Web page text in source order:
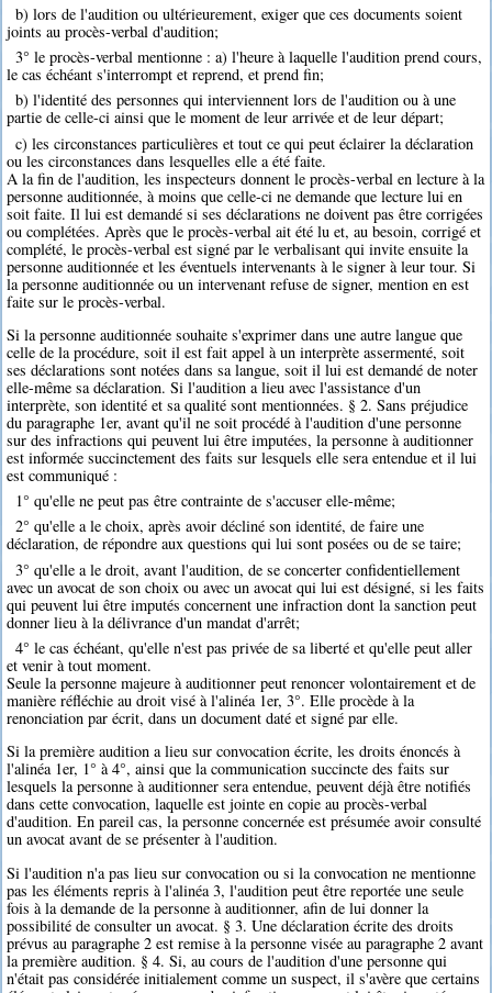
b) lors de l'audition ou ultérieurement, exiger que ces documents soient
joints au procès-verbal d'audition;
3° le procès-verbal mentionne : a) l'heure à laquelle l'audition prend cours,
le cas échéant s'interrompt et reprend, et prend fin;
b) l'identité des personnes qui interviennent lors de l'audition ou à une
partie de celle-ci ainsi que le moment de leur arrivée et de leur départ;
c) les circonstances particulières et tout ce qui peut éclairer la déclaration
ou les circonstances dans lesquelles elle a été faite.
A la fin de l'audition, les inspecteurs donnent le procès-verbal en lecture à la
personne auditionnée, à moins que celle-ci ne demande que lecture lui en
soit faite. Il lui est demandé si ses déclarations ne doivent pas être corrigées
ou complétées. Après que le procès-verbal ait été lu et, au besoin, corrigé et
complété, le procès-verbal est signé par le verbalisant qui invite ensuite la
personne auditionnée et les éventuels intervenants à le signer à leur tour. Si
la personne auditionnée ou un intervenant refuse de signer, mention en est
faite sur le procès-verbal.
Si la personne auditionnée souhaite s'exprimer dans une autre langue que
celle de la procédure, soit il est fait appel à un interprète assermenté, soit
ses déclarations sont notées dans sa langue, soit il lui est demandé de noter
elle-même sa déclaration. Si l'audition a lieu avec l'assistance d'un
interprète, son identité et sa qualité sont mentionnées. § 2. Sans préjudice
du paragraphe 1er, avant qu'il ne soit procédé à l'audition d'une personne
sur des infractions qui peuvent lui être imputées, la personne à auditionner
est informée succinctement des faits sur lesquels elle sera entendue et il lui
est communiqué :
1° qu'elle ne peut pas être contrainte de s'accuser elle-même;
2° qu'elle a le choix, après avoir décliné son identité, de faire une
déclaration, de répondre aux questions qui lui sont posées ou de se taire;
3° qu'elle a le droit, avant l'audition, de se concerter confidentiellement
avec un avocat de son choix ou avec un avocat qui lui est désigné, si les faits
qui peuvent lui être imputés concernent une infraction dont la sanction peut
donner lieu à la délivrance d'un mandat d'arrêt;
4° le cas échéant, qu'elle n'est pas privée de sa liberté et qu'elle peut aller
et venir à tout moment.
Seule la personne majeure à auditionner peut renoncer volontairement et de
manière réfléchie au droit visé à l'alinéa 1er, 3°. Elle procède à la
renonciation par écrit, dans un document daté et signé par elle.
Si la première audition a lieu sur convocation écrite, les droits énoncés à
l'alinéa 1er, 1° à 4°, ainsi que la communication succincte des faits sur
lesquels la personne à auditionner sera entendue, peuvent déjà être notifiés
dans cette convocation, laquelle est jointe en copie au procès-verbal
d'audition. En pareil cas, la personne concernée est présumée avoir consulté
un avocat avant de se présenter à l'audition.
Si l'audition n'a pas lieu sur convocation ou si la convocation ne mentionne
pas les éléments repris à l'alinéa 3, l'audition peut être reportée une seule
fois à la demande de la personne à auditionner, afin de lui donner la
possibilité de consulter un avocat. § 3. Une déclaration écrite des droits
prévus au paragraphe 2 est remise à la personne visée au paragraphe 2 avant
la première audition. § 4. Si, au cours de l'audition d'une personne qui
n'était pas considérée initialement comme un suspect, il s'avère que certains